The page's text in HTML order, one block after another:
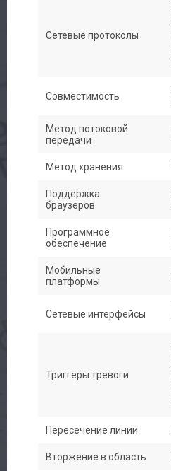
Сетевые протоколы
Совместимость
Метод потоковой
передачи
Метод хранения
Поддержка
браузеров
Программное
обеспечение
Мобильные
платформы
Сетевые интерфейсы
Триггеры тревоги
Пересечение линии
Вторжение в область